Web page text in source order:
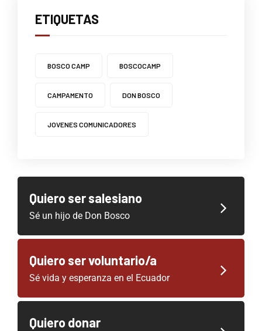
ETIQUETAS
BOSCO CAMP BOSCOCAMP
CAMPAMENTO DON BOSCO
JOVENES COMUNICADORES
Quiero ser salesiano
Sé un hijo de Don Bosco
Quiero ser voluntario/a
Sé vida y esperanza en el Ecuador
Quiero donar